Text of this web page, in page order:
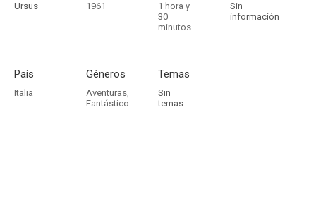
Ursus 1961
1 hora y
30
minutos
Sin
información
País
Italia
Géneros
Aventuras,
Fantástico
Temas
Sin
temas